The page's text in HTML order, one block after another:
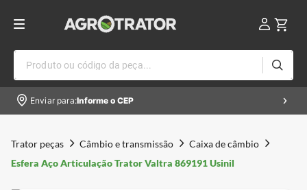
Produto ou código da peça...
Enviar para:Informe o CEP
Trator peças Câmbio e transmissão
Caixa de câmbio
Esfera Aço Articulação Trator Valtra 869191 Usinil